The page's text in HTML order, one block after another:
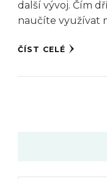
další vývoj. Čím
naučíte využívat
ČÍST CELÉ